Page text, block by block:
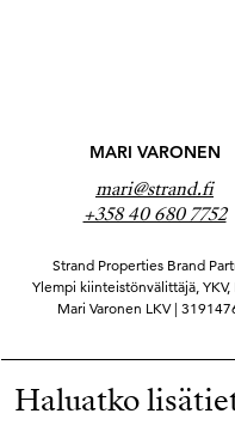
MARI VARONEN
mari@strand.fi
+358 40 680 7752
Strand Properties Brand
Ylempi kiinteistönvälittäjä, YKV,
Mari Varonen LKV |
Haluatko